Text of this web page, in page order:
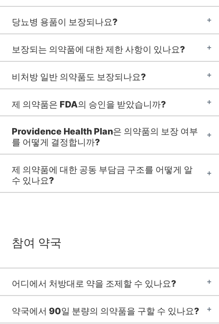
당뇨병 용품이 보장되나요?
보장되는 의약품에 대한 제한 사항이 있나요?
비처방 일반 의약품도 보장되나요?
제 의약품은 FDA의 승인을 받았습니까?
Providence Health Plan은 의약품의 보장 여부
를 어떻게 결정합니까?
제 의약품에 대한 공동 부담금 구조를 어떻게 알
수 있나요?
참여 약국
어디에서 처방대로 약을 조제할 수 있나요?
약국에서 90일 분량의 의약품을 구할 수 있나요?